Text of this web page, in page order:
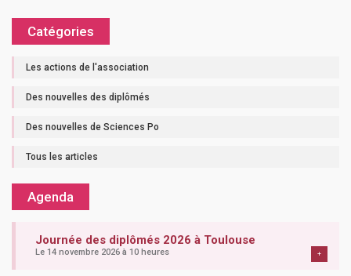
Catégories
Les actions de l'association
Des nouvelles des diplômés
Des nouvelles de Sciences Po
Tous les articles
Agenda
Journée des diplômés 2026 à Toulouse
Le 14 novembre 2026 à 10 heures +